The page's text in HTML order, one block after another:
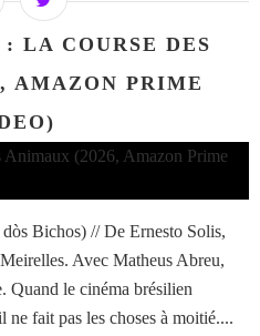
LA COURSE DES
AMAZON PRIME
Bichos) // De Ernesto Solis,
Avec Matheus Abreu,
Quand le cinéma brésilien
ne fait pas les choses à moitié....